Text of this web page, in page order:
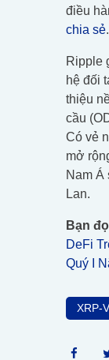
điều
chia sẻ.
Ripple
hệ đối
thiệu
cầu
Có vẻ
mở
Nam Á
Lan.
Bạn
DeFi
Quý I
XRP-